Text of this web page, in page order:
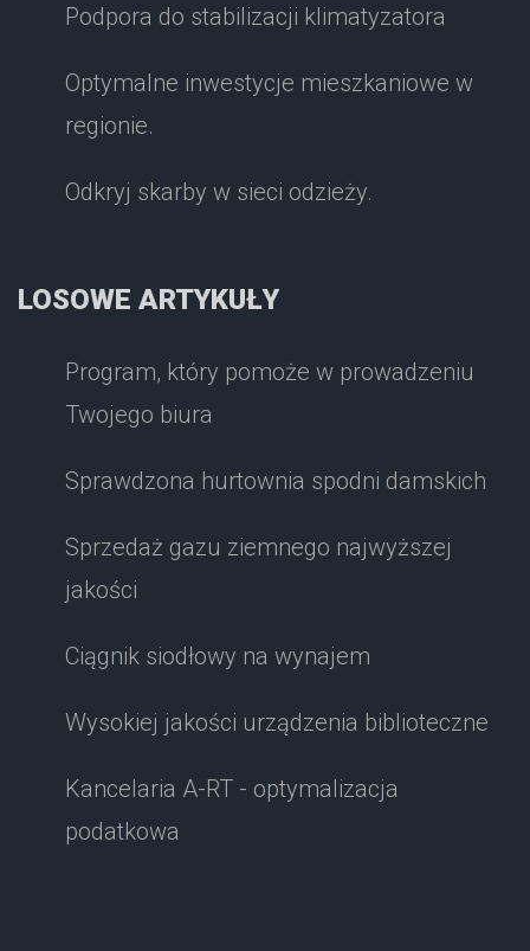
Podpora do stabilizacji klimatyzatora
Optymalne inwestycje mieszkaniowe w
regionie.
Odkryj skarby w sieci odzieży.
LOSOWE ARTYKUŁY
Program, który pomoże w prowadzeniu
Twojego biura
Sprawdzona hurtownia spodni damskich
Sprzedaż gazu ziemnego najwyższej
jakości
Ciągnik siodłowy na wynajem
Wysokiej jakości urządzenia biblioteczne
Kancelaria A-RT - optymalizacja
podatkowa